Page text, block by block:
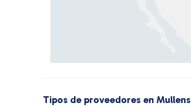
Tipos de proveedores en Mullens